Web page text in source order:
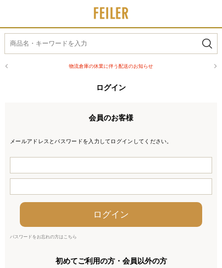
物流倉庫の休業に伴う配送のお知らせ
ログイン
会員のお客様
メールアドレスとパスワードを入力してログインしてください。
パスワードをお忘れの方はこちら
初めてご利用の方・会員以外の方